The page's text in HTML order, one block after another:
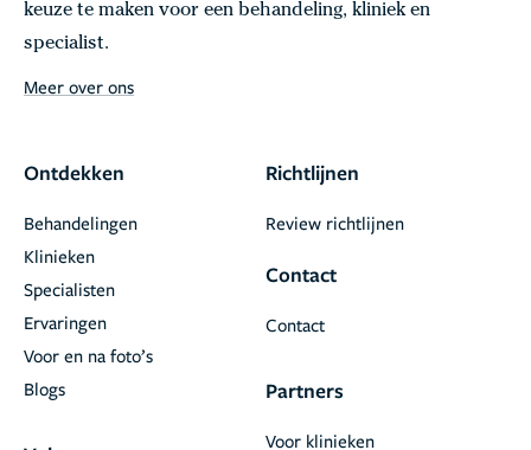
keuze te maken voor een behandeling, kliniek en
specialist.
Meer over ons
Ontdekken
Behandelingen
Klinieken
Specialisten
Ervaringen
Voor en na foto’s
Blogs
Richtlijnen
Review richtlijnen
Contact
Contact
Partners
Voor klinieken